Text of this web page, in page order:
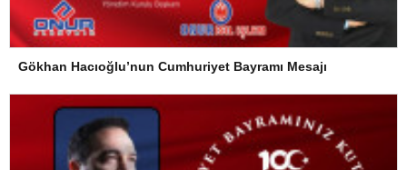
Gökhan Hacıoğlu’nun Cumhuriyet Bayramı Mesajı